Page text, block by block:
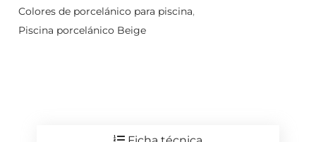
Colores de porcelánico para piscina,
Piscina porcelánico Beige